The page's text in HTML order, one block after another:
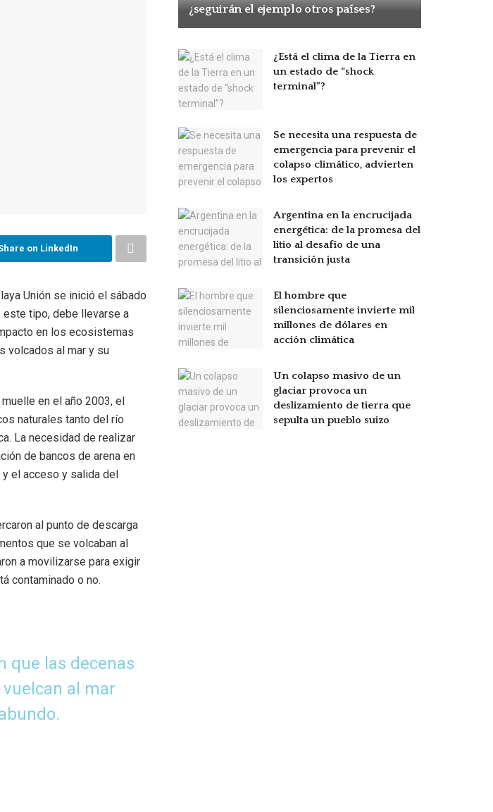
on LinkedIn
Unión se inició el sábado
este tipo, debe llevarse a
en los ecosistemas
volcados al mar y su
en el año 2003, el
naturales tanto del río
La necesidad de realizar
de bancos de arena en
el acceso y salida del
al punto de descarga
que se volcaban al
a movilizarse para exigir
contaminado o no.
que las decenas
al mar
¿seguirán el ejemplo otros países?
¿Está el clima de la Tierra en
un estado de “shock
terminal”?
Se necesita una respuesta de
emergencia para prevenir el
colapso climático, advierten
los expertos
Argentina en la encrucijada
energética: de la promesa del
litio al desafío de una
transición justa
El hombre que
silenciosamente invierte mil
millones de dólares en
acción climática
Un colapso masivo de un
glaciar provoca un
deslizamiento de tierra que
sepulta un pueblo suizo